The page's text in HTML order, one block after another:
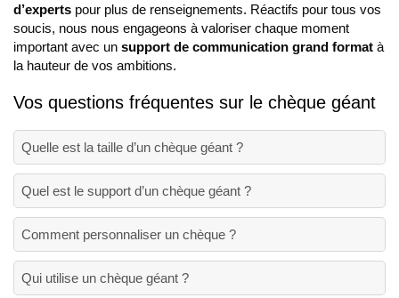
d’experts pour plus de renseignements. Réactifs pour tous vos
soucis, nous nous engageons à valoriser chaque moment
important avec un support de communication grand format à
la hauteur de vos ambitions.
Vos questions fréquentes sur le chèque géant
Quelle est la taille d’un chèque géant ?
Quel est le support d’un chèque géant ?
Comment personnaliser un chèque ?
Qui utilise un chèque géant ?